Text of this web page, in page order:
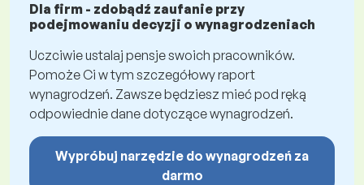
Dla firm - zdobądź zaufanie przy
podejmowaniu decyzji o wynagrodzeniach
Uczciwie ustalaj pensje swoich pracowników.
Pomoże Ci w tym szczegółowy raport
wynagrodzeń. Zawsze będziesz mieć pod ręką
odpowiednie dane dotyczące wynagrodzeń.
Wypróbuj narzędzie do wynagrodzeń za
darmo